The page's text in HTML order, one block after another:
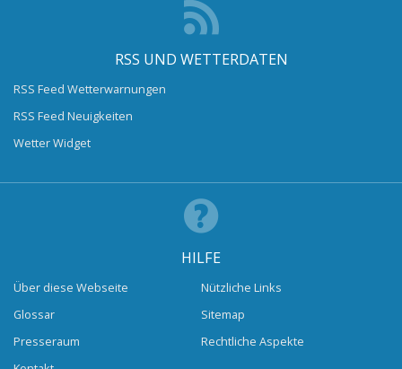
RSS UND WETTERDATEN
RSS Feed Wetterwarnungen
RSS Feed Neuigkeiten
Wetter Widget
HILFE
Über diese Webseite
Glossar
Presseraum
Nützliche Links
Sitemap
Rechtliche Aspekte